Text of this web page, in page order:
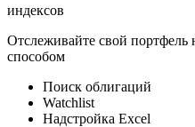
индексов
Отслеживайте свой
способом
Поиск облигаций
Watchlist
Надстройка Excel